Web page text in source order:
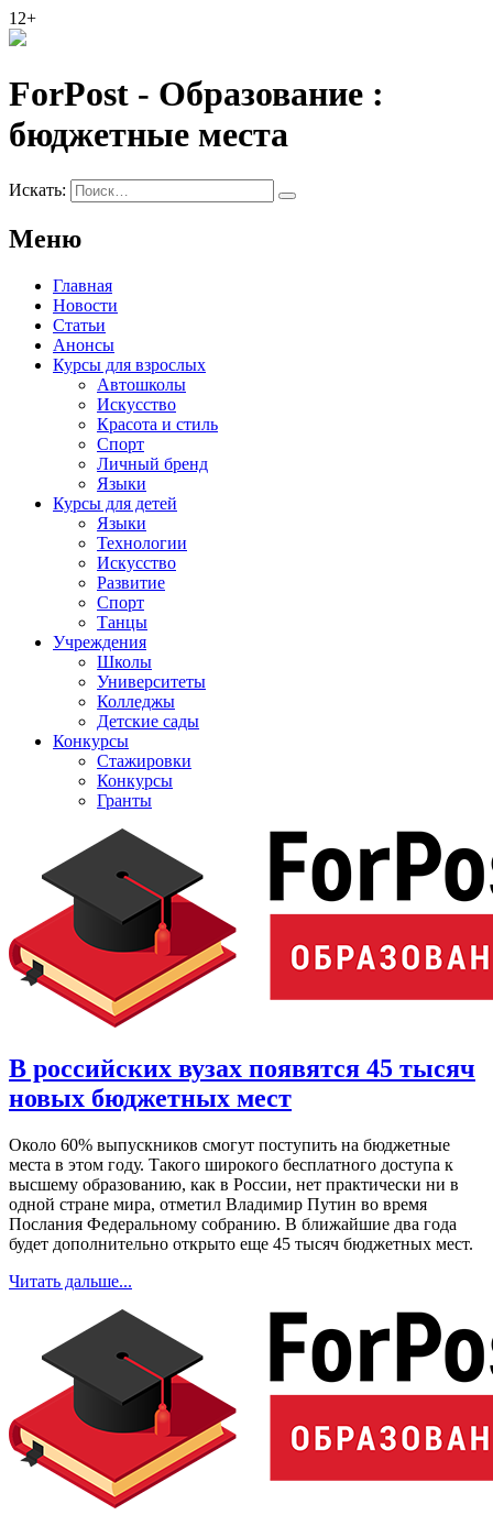
12+
ForPost - Образование :
бюджетные места
Искать:
Меню
Главная
Новости
Статьи
Анонсы
Курсы для взрослых
Автошколы
Искусство
Красота и стиль
Спорт
Личный бренд
Языки
Курсы для детей
Языки
Технологии
Искусство
Развитие
Спорт
Танцы
Учреждения
Школы
Университеты
Колледжы
Детские сады
Конкурсы
Стажировки
Конкурсы
Гранты
В российских вузах появятся 45 тысяч
новых бюджетных мест
Около 60% выпускников смогут поступить на бюджетные
места в этом году. Такого широкого бесплатного доступа к
высшему образованию, как в России, нет практически ни в
одной стране мира, отметил Владимир Путин во время
Послания Федеральному собранию. В ближайшие два года
будет дополнительно открыто еще 45 тысяч бюджетных мест.
Читать дальше...